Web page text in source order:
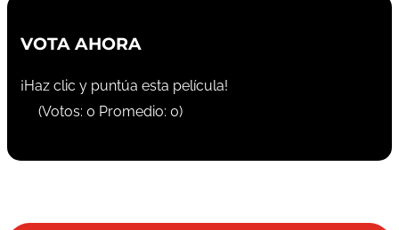
VOTA AHORA
¡Haz clic y puntúa esta película!
(Votos: 0 Promedio: 0)